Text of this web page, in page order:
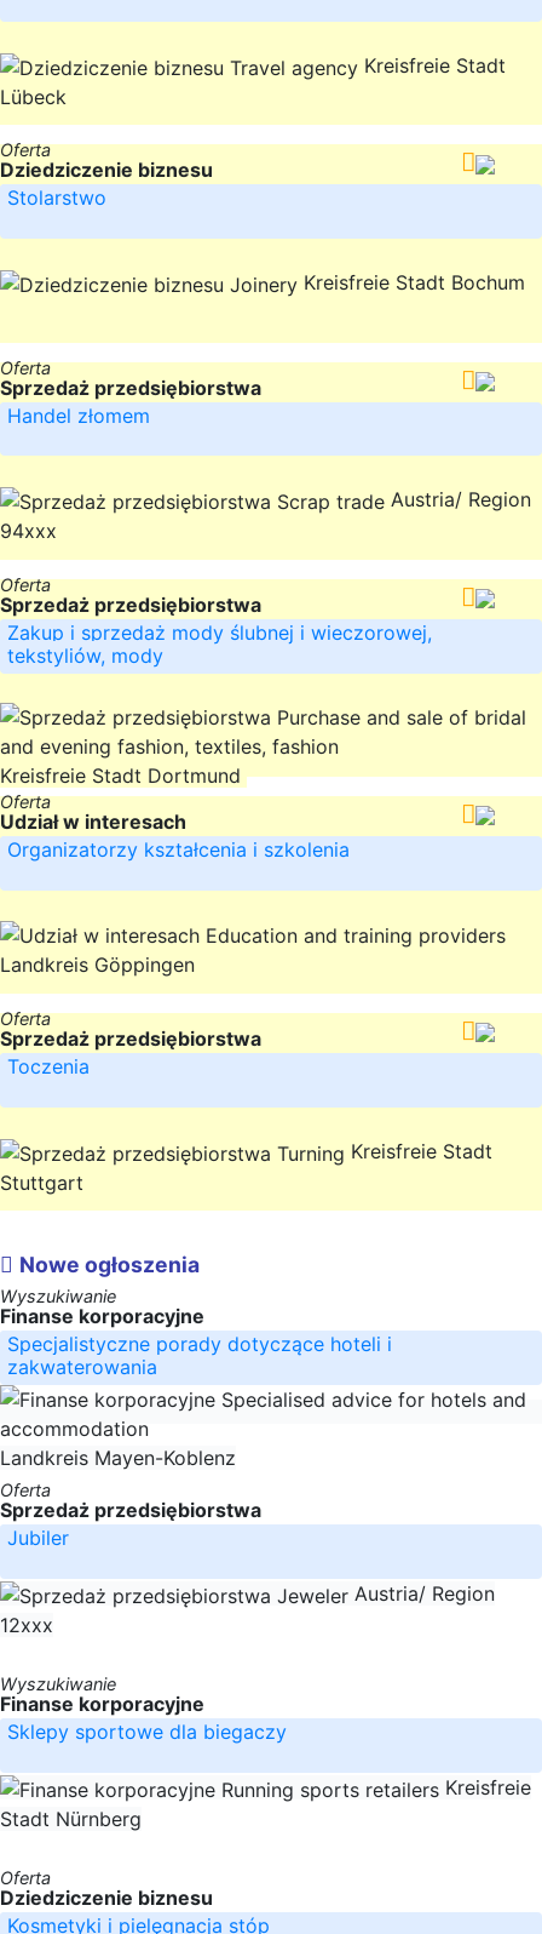
Kreisfreie Stadt
Lübeck
Oferta
Dziedziczenie biznesu
Stolarstwo
Kreisfreie Stadt Bochum
Oferta
Sprzedaż przedsiębiorstwa
Handel złomem
Austria/ Region
94xxx
Oferta
Sprzedaż przedsiębiorstwa
Zakup i sprzedaż mody ślubnej i wieczorowej,
tekstyliów, mody
Kreisfreie Stadt Dortmund
Oferta
Udział w interesach
Organizatorzy kształcenia i szkolenia
Landkreis Göppingen
Oferta
Sprzedaż przedsiębiorstwa
Toczenia
Kreisfreie Stadt
Stuttgart
Nowe ogłoszenia
Wyszukiwanie
Finanse korporacyjne
Specjalistyczne porady dotyczące hoteli i
zakwaterowania
Landkreis Mayen-Koblenz
Oferta
Sprzedaż przedsiębiorstwa
Jubiler
Austria/ Region
12xxx
Wyszukiwanie
Finanse korporacyjne
Sklepy sportowe dla biegaczy
Kreisfreie
Stadt Nürnberg
Oferta
Dziedziczenie biznesu
Kosmetyki i pielęgnacja stóp